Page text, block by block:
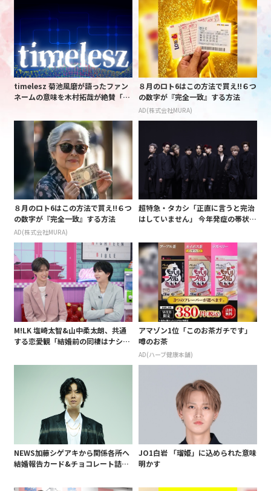
timelesz 菊池風磨が語ったファン
ネームの意味を木村拓哉が絶賛「考
８月のロト6はこの方法で買え!!６つ
の数字が『完全一致』する方法
AD(株式会社MURA)
８月のロト6はこの方法で買え!!６つ
の数字が『完全一致』する方法
AD(株式会社MURA)
超特急・タカシ「正直に言うと完治
はしていません」 今年発症の帯状疱
白 後遺症も語る
M!LK 塩崎太智&山中柔太朗、共通
する恋愛観「結婚前の同棲はナシ」
アマゾン1位「このお茶ガチです」
噂のお茶
AD(ハーブ健康本舗)
NEWS加藤シゲアキから関係各所へ
結婚報告カード&チョコレート詰め
も添えて
JO1白岩 「瑠姫」に込められた意味
明かす